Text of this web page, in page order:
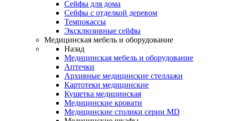
Сейфы для дома
Сейфы с отделкой деревом
Темпокассы
Эксклюзивные сейфы
Медицинская мебель и оборудование
Назад
Медицинская мебель и оборудование
Аптечки
Архивные медицинские стеллажи
Картотеки медицинские
Кушетка медицинская
Медицинские кровати
Медицинские столики серии MD